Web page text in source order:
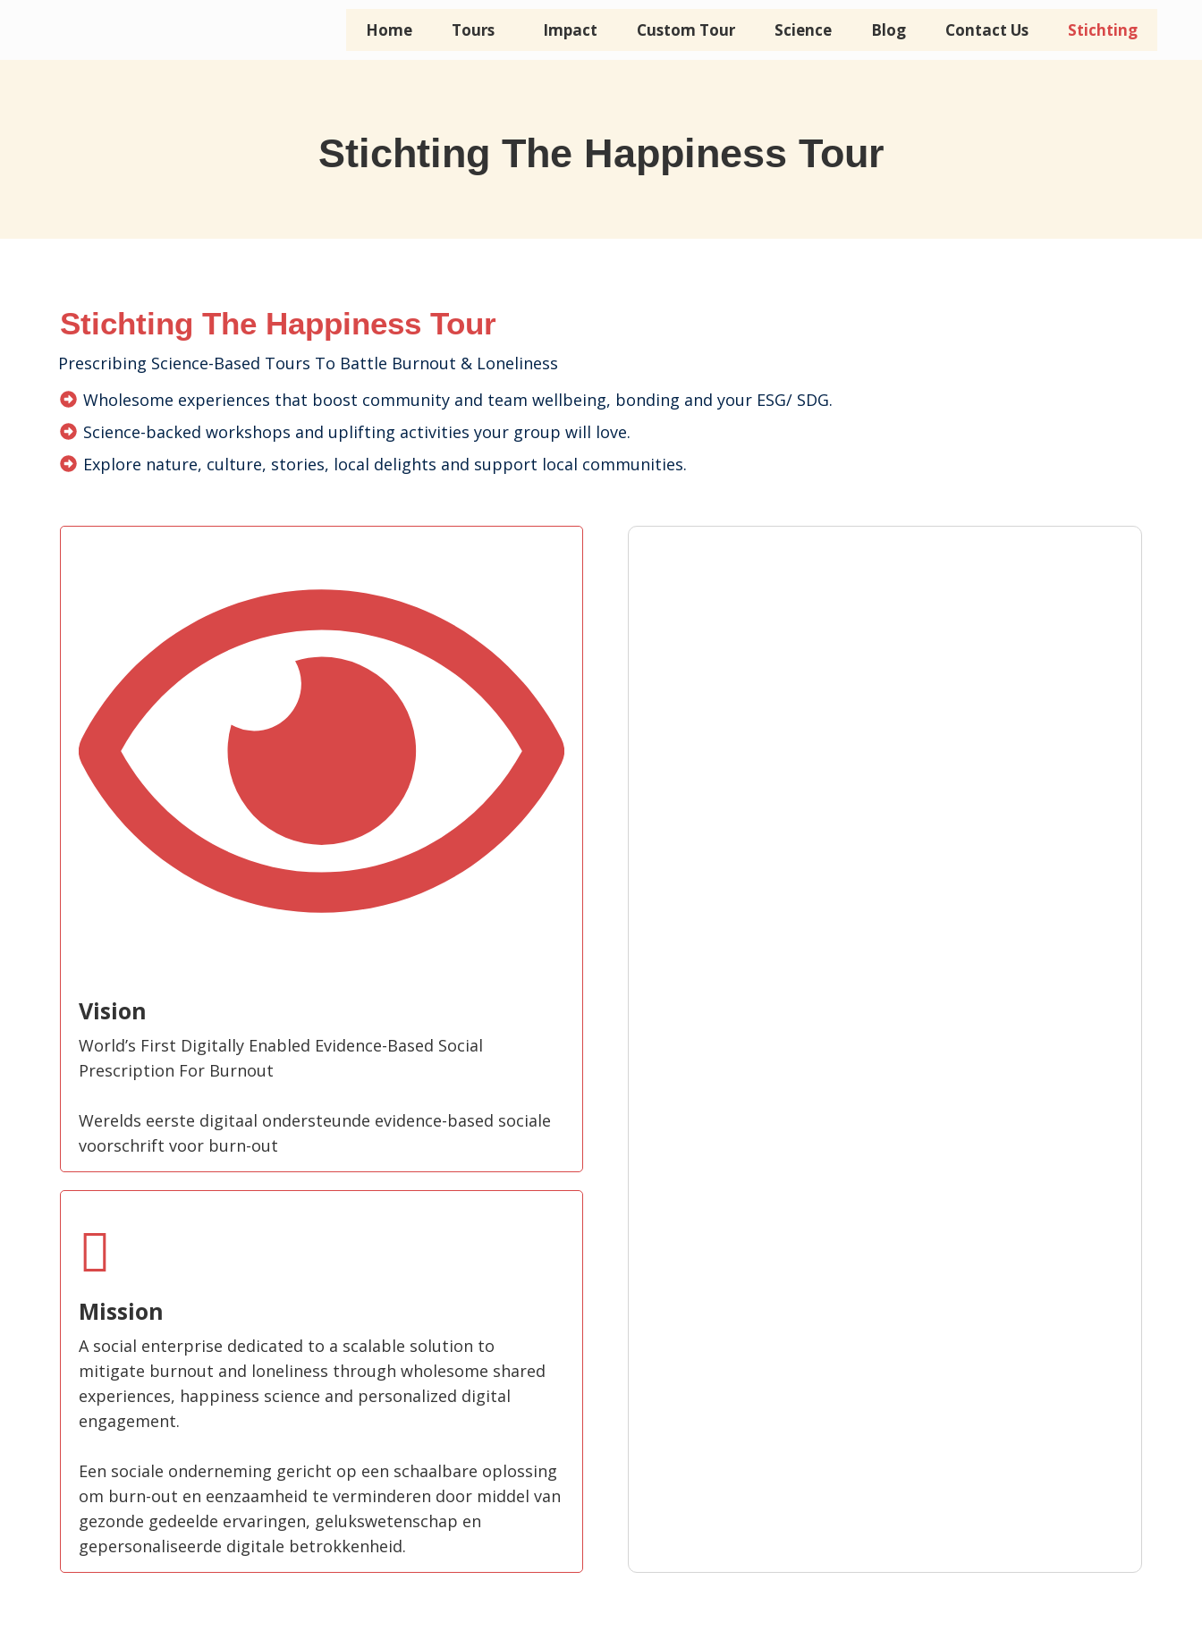
Home Tours Impact Custom Tour Science Blog Contact Us Stichting
Stichting The Happiness Tour
Stichting The Happiness Tour
Prescribing Science-Based Tours To Battle Burnout & Loneliness
Wholesome experiences that boost community and team wellbeing, bonding and your ESG/ SDG.
Science-backed workshops and uplifting activities your group will love.
Explore nature, culture, stories, local delights and support local communities.
Vision
World’s First Digitally Enabled Evidence-Based Social
Prescription For Burnout
Werelds eerste digitaal ondersteunde evidence-based sociale
voorschrift voor burn-out
Mission
A social enterprise dedicated to a scalable solution to
mitigate burnout and loneliness through wholesome shared
experiences, happiness science and personalized digital
engagement.
Een sociale onderneming gericht op een schaalbare oplossing
om burn-out en eenzaamheid te verminderen door middel van
gezonde gedeelde ervaringen, gelukswetenschap en
gepersonaliseerde digitale betrokkenheid.